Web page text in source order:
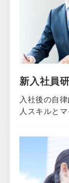
新入社員
入社後の自
人スキルとマ